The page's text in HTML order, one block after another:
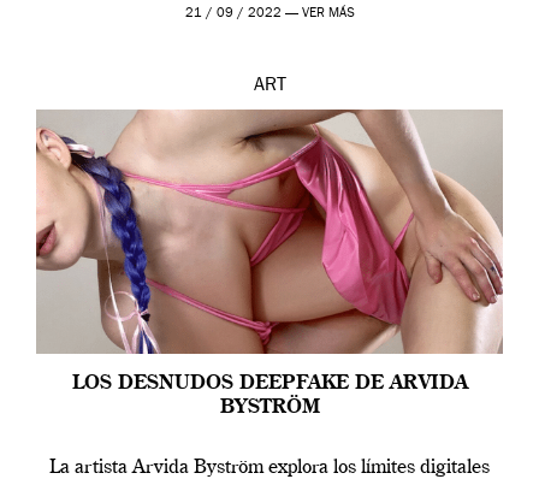
que los humanos tienen un complejo […]
21 / 09 / 2022 — VER MÁS
ART
LOS DESNUDOS DEEPFAKE DE ARVIDA
BYSTRÖM
La artista Arvida Byström explora los límites digitales